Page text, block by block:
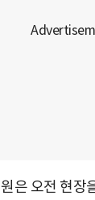
은 오전 현장